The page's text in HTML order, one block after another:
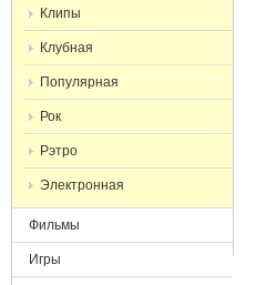
Клипы
Клубная
Популярная
Рок
Рэтро
Электронная
Фильмы
Игры